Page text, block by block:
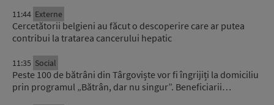
11:44 Externe
Cercetătorii belgieni au făcut o descoperire care ar putea
contribui la tratarea cancerului hepatic
11:35 Social
Peste 100 de bătrâni din Târgoviște vor fi îngrijiți la domiciliu
prin programul „Bătrân, dar nu singur”. Beneficiarii…